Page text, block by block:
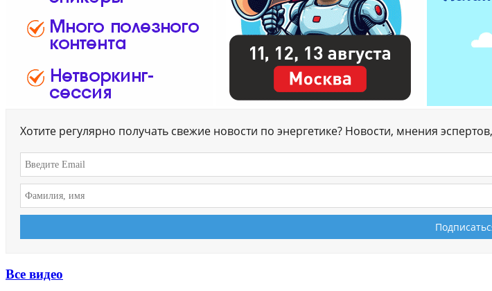
Хотите регулярно получать свежие новости по энергетике? Новости, мнения
Все видео